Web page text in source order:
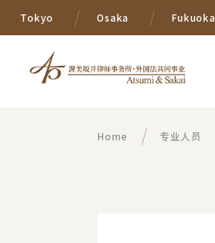
Tokyo Osaka Fukuoka
Home 专业人员